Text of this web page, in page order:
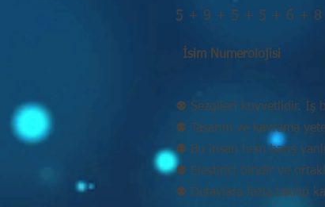
5 + 9 + 5 + 5 + 6 + 8
İsim Numerolojisi
⚉ Sezgileri kuvvetlidir. İş
⚉ Tasarım ve kavrama
⚉ Bu insan hem barış
⚉ Eleştirici biridir ve
⚉ Detaylara fazla takılıp